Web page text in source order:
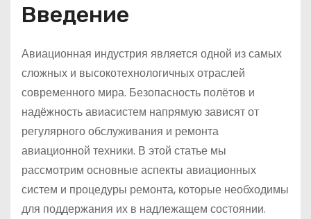
Введение
Авиационная индустрия является одной из самых
сложных и высокотехнологичных отраслей
современного мира. Безопасность полётов и
надёжность авиасистем напрямую зависят от
регулярного обслуживания и ремонта
авиационной техники. В этой статье мы
рассмотрим основные аспекты авиационных
систем и процедуры ремонта, которые необходимы
для поддержания их в надлежащем состоянии.